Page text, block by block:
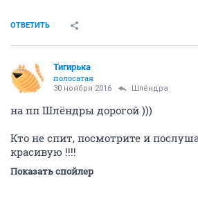
ОТВЕТИТЬ
Тигирька
полосатая
30 ноября 2016 Шлёндра
на пп Шлёндры дорогой )))
Кто не спит, посмотрите и
красивую !!!!
Показать спойлер